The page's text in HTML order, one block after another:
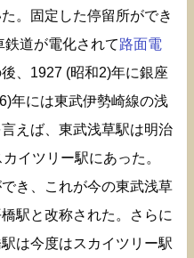
。固定した停留所ができ
道が電化されて路面電
、1927 (昭和2)年に銀座
年には東武伊勢崎線の浅
えば、東武浅草駅は明治
カイツリー駅にあった。
き、これが今の東武浅草
駅と改称された。さらに
は今度はスカイツリー駅